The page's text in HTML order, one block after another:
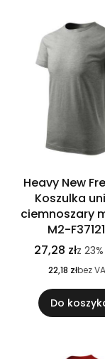
Heavy New
Koszulka
ciemnoszary
M2-
27,28 złz 23%
22,18 złbez
Do